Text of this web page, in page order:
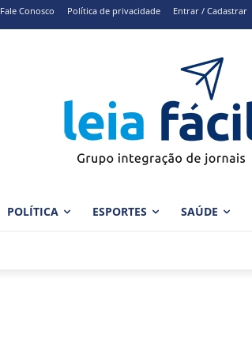
Fale Conosco Política de privacidade Entrar / Cadastrar
POLÍTICA ESPORTES SAÚDE